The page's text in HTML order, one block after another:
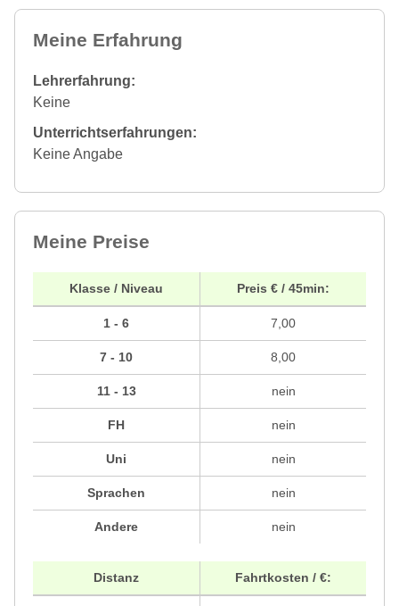
Meine Erfahrung
Lehrerfahrung:
Keine
Unterrichtserfahrungen:
Keine Angabe
Meine Preise
Klasse / Niveau
1 - 6
7 - 10
11 - 13
FH
Uni
Sprachen
Andere
Preis € / 45min:
7,00
8,00
nein
nein
nein
nein
nein
Distanz Fahrtkosten / €: